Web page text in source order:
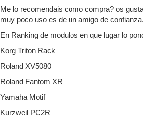
Me lo recomendais como compra? os
muy poco uso es de un amigo de confianza.
En Ranking de modulos en que lugar lo
Korg Triton Rack
Roland XV5080
Roland Fantom XR
Yamaha Motif
Kurzweil PC2R